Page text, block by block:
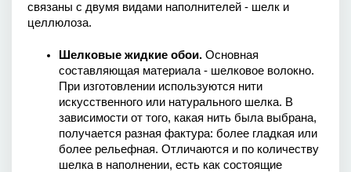
связаны с двумя видами наполнителей - шелк и
целлюлоза.
Шелковые жидкие обои. Основная
составляющая материала - шелковое волокно.
При изготовлении используются нити
искусственного или натурального шелка. В
зависимости от того, какая нить была выбрана,
получается разная фактура: более гладкая или
более рельефная. Отличаются и по количеству
шелка в наполнении, есть как состоящие